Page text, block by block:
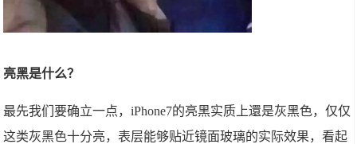
亮黑是什么？
最先我们要确立一点，iPhone7的亮黑实质上還是灰黑色，仅仅
这类灰黑色十分亮，表层能够贴近镜面玻璃的实际效果，看起